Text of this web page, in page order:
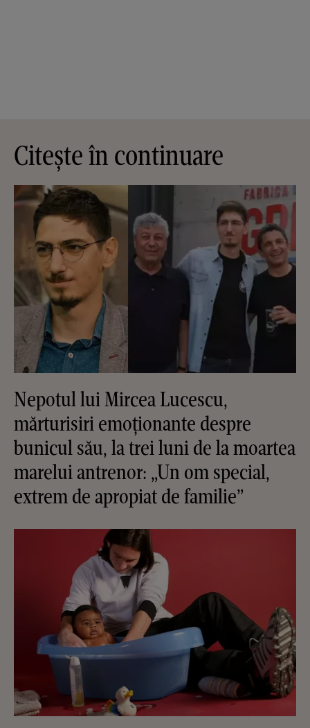
Citește în continuare
Nepotul lui Mircea Lucescu,
mărturisiri emoționante despre
bunicul său, la trei luni de la moartea
marelui antrenor: „Un om special,
extrem de apropiat de familie”